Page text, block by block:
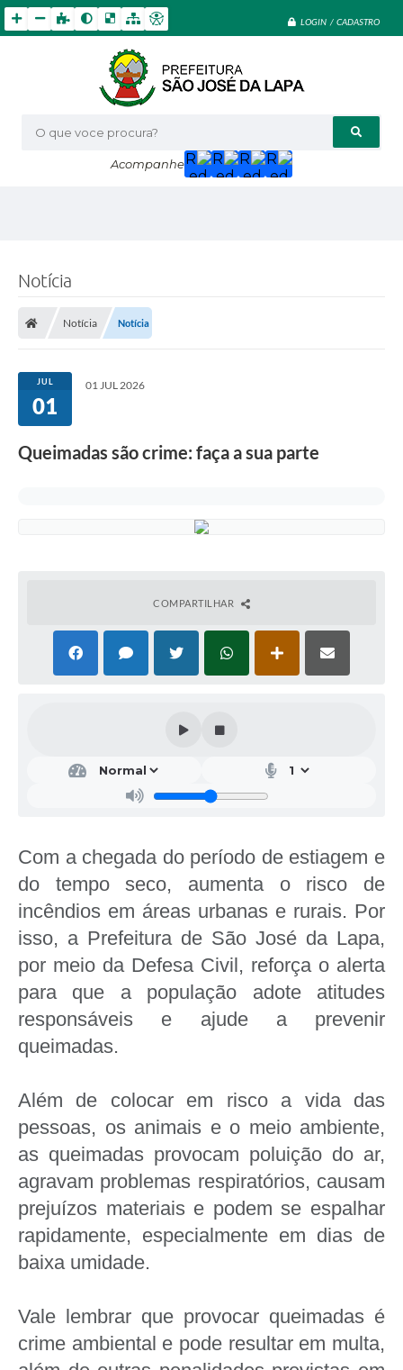
LOGIN / CADASTRO
O que voce procura?
Acompanhe
Notícia
Notícia Notícia
JUL
01
01 JUL 2026
Queimadas são crime: faça a sua parte
COMPARTILHAR
Com a chegada do período de estiagem e
do tempo seco, aumenta o risco de
incêndios em áreas urbanas e rurais. Por
isso, a Prefeitura de São José da Lapa,
por meio da Defesa Civil, reforça o alerta
para que a população adote atitudes
responsáveis e ajude a prevenir
queimadas.
Além de colocar em risco a vida das
pessoas, os animais e o meio ambiente,
as queimadas provocam poluição do ar,
agravam problemas respiratórios, causam
prejuízos materiais e podem se espalhar
rapidamente, especialmente em dias de
baixa umidade.
Vale lembrar que provocar queimadas é
crime ambiental e pode resultar em multa,